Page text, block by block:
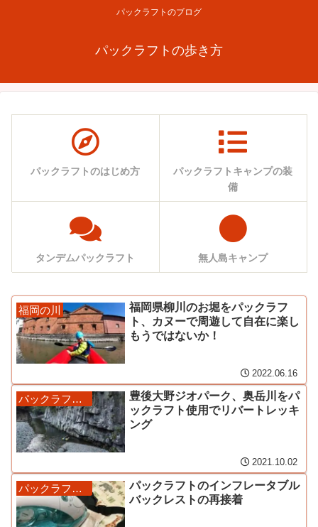
パックラフトのブログ
パックラフトの歩き方
パックラフトのはじめ方
パックラフトキャンプの装
備
タンデムパックラフト 無人島キャンプ
福岡の川
福岡県柳川のお堀をパックラフ
ト、カヌーで周遊して自在に楽し
もうではないか！
2022.06.16
パックラフトと道具
豊後大野ジオパーク、奥岳川をパ
ックラフト使用でリバートレッキ
ング
2021.10.02
パックラフトと道具
パックラフトのインフレータブル
バックレストの再接着